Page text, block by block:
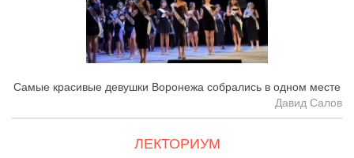
Самые красивые девушки Воронежа собрались в одном месте
Давид Салов
ЛЕКТОРИУМ